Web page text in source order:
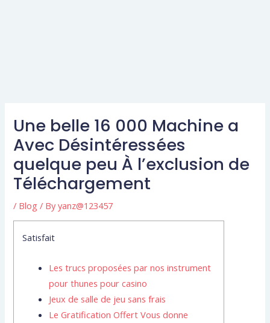
Une belle 16 000 Machine a
Avec Désintéressées
quelque peu À l’exclusion de
Téléchargement
/ Blog / Byyanz@123457
Satisfait
Les trucs proposées par nos instrument
pour thunes pour casino
Jeux de salle de jeu sans frais
Le Gratification Offert Vous donne